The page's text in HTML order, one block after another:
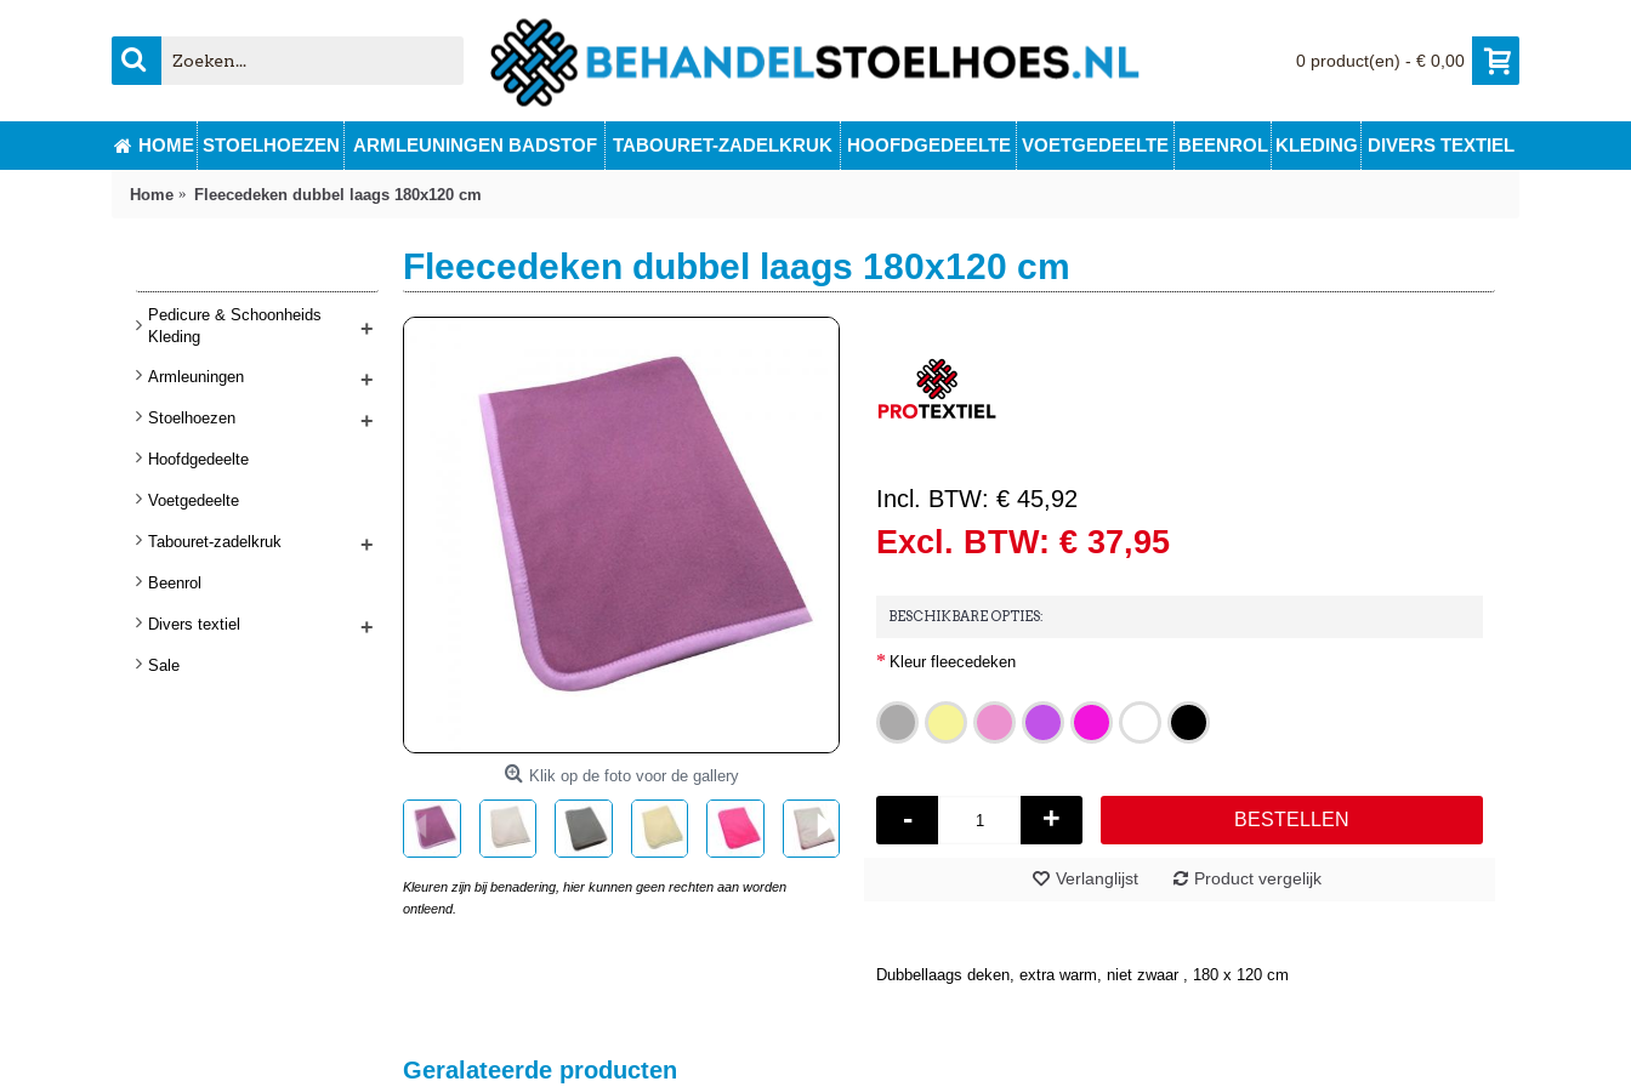
0 product(en) - € 0,00
HOME STOELHOEZEN ARMLEUNINGEN BADSTOF TABOURET-ZADELKRUK HOOFDGEDEELTE VOETGEDEELTE BEENROL KLEDING DIVERS TEXTIEL
Home Fleecedeken dubbel laags 180x120 cm
Pedicure & Schoonheids
Kleding
+
Armleuningen +
Stoelhoezen +
Hoofdgedeelte
Voetgedeelte
Tabouret-zadelkruk +
Beenrol
Divers textiel +
Sale
Fleecedeken dubbel laags 180x120 cm
Klik op de foto voor de gallery
Kleuren zijn bij benadering, hier kunnen geen rechten aan worden
ontleend.
Incl. BTW: € 45,92
Excl. BTW: € 37,95
BESCHIKBARE OPTIES:
Kleur fleecedeken
- + BESTELLEN
Verlanglijst Product vergelijk
Dubbellaags deken, extra warm, niet zwaar , 180 x 120 cm
Geralateerde producten